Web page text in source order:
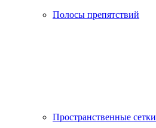
Полосы препятствий
Пространственные сетки